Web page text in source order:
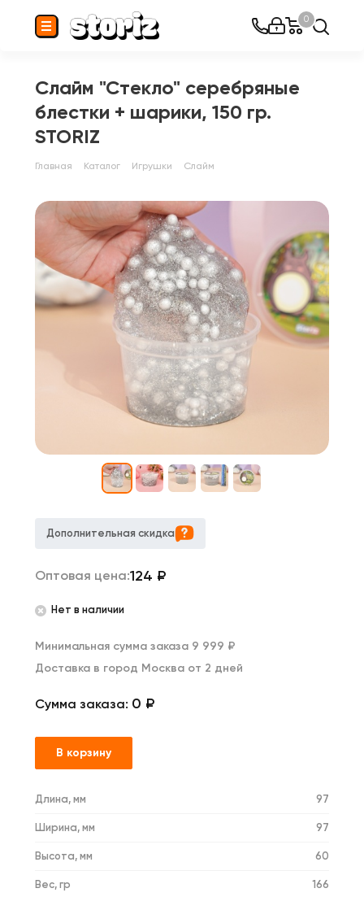
0
Слайм "Стекло" серебряные
блестки + шарики, 150 гр.
STORIZ
Главная Каталог Игрушки Слайм
Дополнительная скидка
Оптовая цена:124 ₽
Нет в наличии
Минимальная сумма заказа 9 999 ₽
Доставка в город Москва от 2 дней
Сумма заказа: 0 ₽
В корзину
Длина, мм 97
Ширина, мм 97
Высота, мм 60
Вес, гр 166